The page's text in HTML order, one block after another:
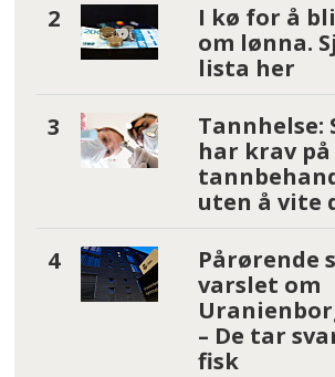
I kø for å
om lønna.
lista her
Tannhelse:
har krav
uten å vite
Pårørende
varslet om
– De tar
fisk